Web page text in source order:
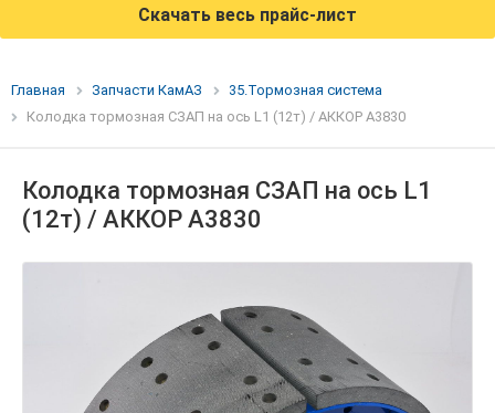
Скачать весь прайс-лист
Главная Запчасти КамАЗ
35.Тормозная система
Колодка тормозная СЗАП на ось L1 (12т) / АККОР А3830
Колодка тормозная СЗАП на ось L1
(12т) / АККОР А3830